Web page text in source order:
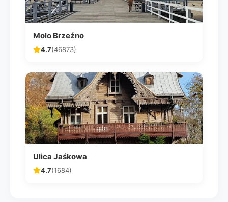
Molo Brzeźno
4.7(46873)
Ulica Jaśkowa
4.7(1684)